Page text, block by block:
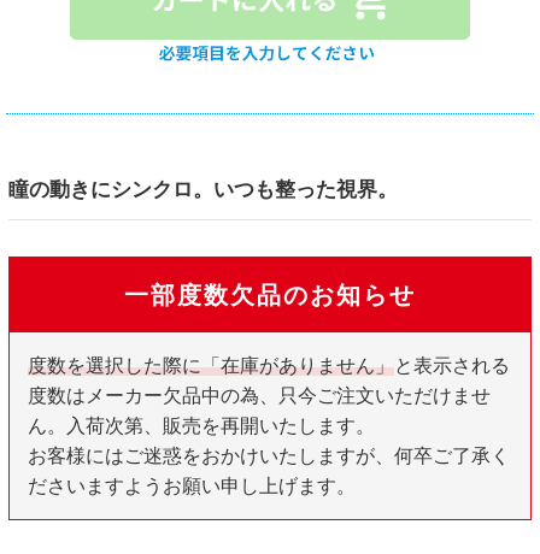
瞳の動きにシンクロ。いつも整った視界。
一部度数欠品のお知らせ
度数を選択した際に「在庫がありません」と表示される
度数はメーカー欠品中の為、只今ご注文いただけませ
ん。入荷次第、販売を再開いたします。
お客様にはご迷惑をおかけいたしますが、何卒ご了承く
ださいますようお願い申し上げます。